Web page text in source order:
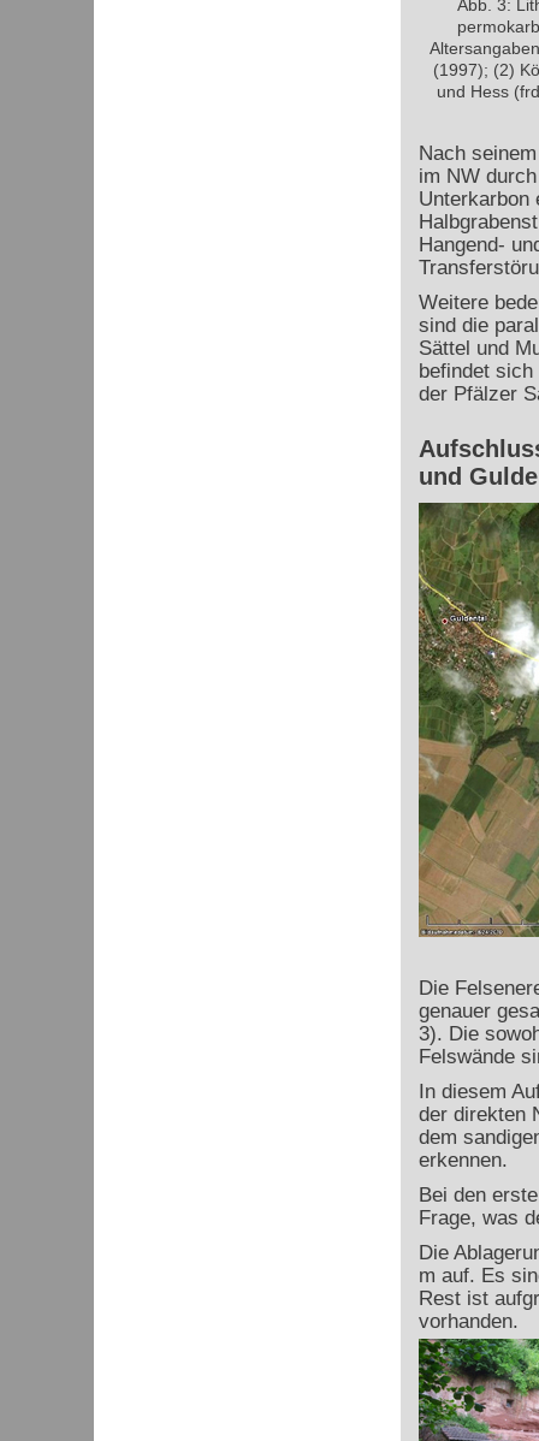
Abb. 3:
(1997); (2)
und Hess
Nach
im NW
Unterkarbon
Hangend-
Weitere
sind die
Sättel und
befindet
der Pfälzer
und
Die
genauer
3). Die
Felswände
In diesem
der direkten
dem
erkennen.
Bei den
Frage, was
Die
m auf. Es
Rest ist
vorhanden.